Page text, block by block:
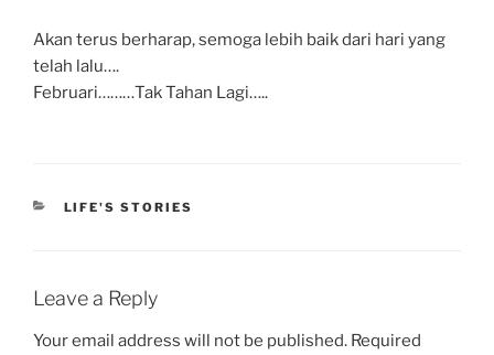
Akan terus berharap, semoga lebih baik dari hari yang
telah lalu….
Februari………Tak Tahan Lagi…..
CATEGORIES
LIFE'S STORIES
Leave a Reply
Your email address will not be published. Required